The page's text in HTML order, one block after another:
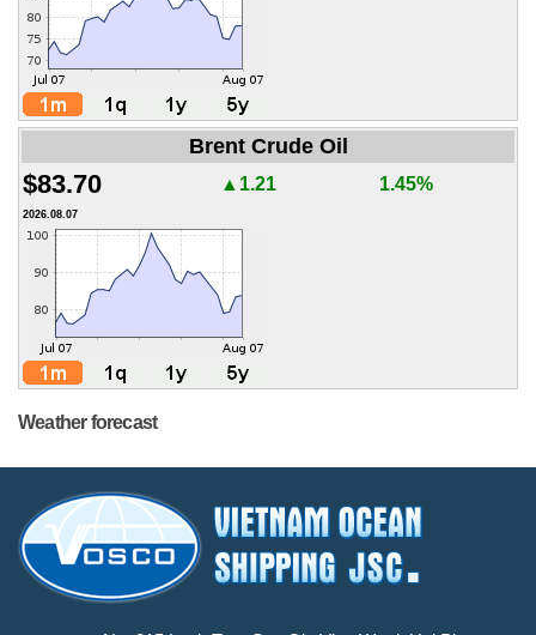
Brent Crude Oil
$83.70 ▲1.21 1.45%
2026.08.07
Weather forecast